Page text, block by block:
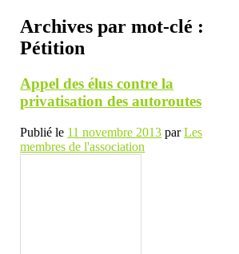
Archives par mot-clé :
Pétition
Appel des élus contre la
privatisation des autoroutes
Publié le 11 novembre 2013 parLes
membres de l'association